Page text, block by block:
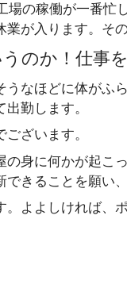
の稼働が一番忙
が入ります。そ
のか！仕事
なほどに体がふ
勤します。
ざいます。
身に何かが起こ
きることを願い
よよしければ、